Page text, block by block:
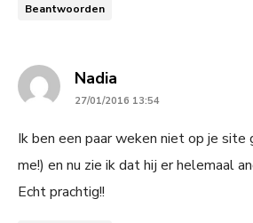
Beantwoorden
Nadia
27/01/2016 13:54
Ik ben een paar weken niet op je site
me!) en nu zie ik dat hij er helemaal
Echt prachtig!!